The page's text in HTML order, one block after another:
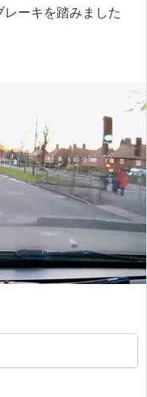
ーキを踏みました